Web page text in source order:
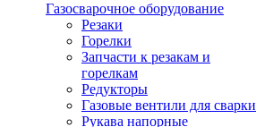
Газосварочное оборудование
Резаки
Горелки
Запчасти к резакам и
горелкам
Редукторы
Газовые вентили для сварки
Рукава напорные